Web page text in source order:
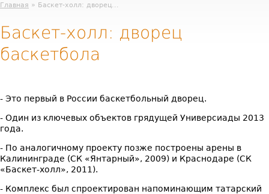
Главная » Баскет-холл: дворец...
Баскет-холл: дворец
баскетбола
- Это первый в России баскетбольный дворец.
- Один из ключевых объектов грядущей Универсиады 2013
года.
- По аналогичному проекту позже построены арены в
Калининграде (СК «Янтарный», 2009) и Краснодаре (СК
«Баскет-холл», 2011).
- Комплекс был спроектирован напоминающим татарский